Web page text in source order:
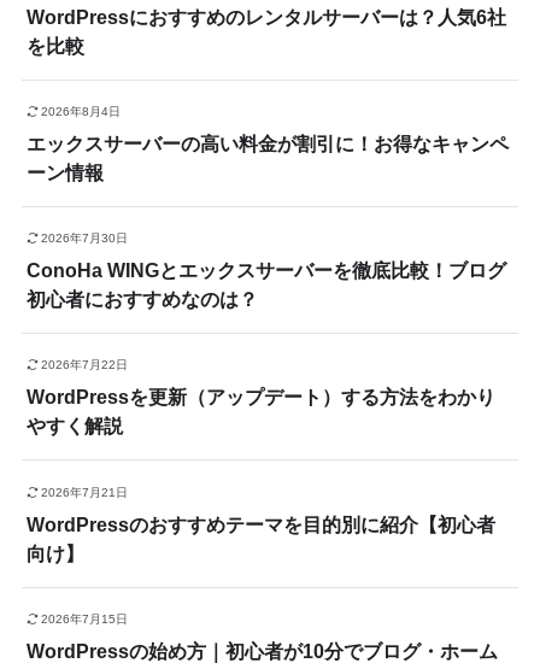
WordPressにおすすめのレンタルサーバーは？人気6社
を比較
2026年8月4日
エックスサーバーの高い料金が割引に！お得なキャンペ
ーン情報
2026年7月30日
ConoHa WINGとエックスサーバーを徹底比較！ブログ
初心者におすすめなのは？
2026年7月22日
WordPressを更新（アップデート）する方法をわかり
やすく解説
2026年7月21日
WordPressのおすすめテーマを目的別に紹介【初心者
向け】
2026年7月15日
WordPressの始め方｜初心者が10分でブログ・ホーム